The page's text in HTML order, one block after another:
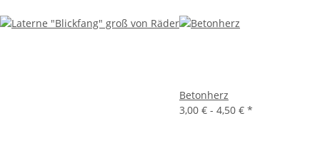
Betonherz
3,00 € - 4,50 € *